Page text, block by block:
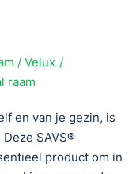
/ Velux
raam
en van je gezin, is
SAVS®
product om in